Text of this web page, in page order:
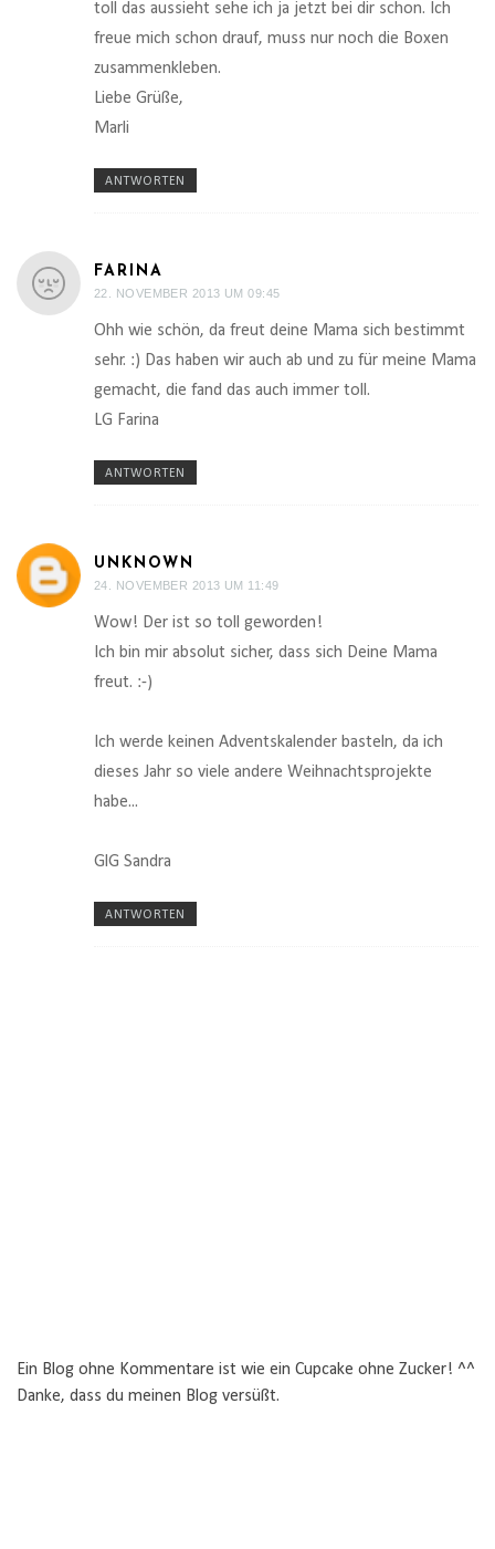
toll das aussieht sehe ich ja jetzt bei dir schon. Ich
freue mich schon drauf, muss nur noch die Boxen
zusammenkleben.
Liebe Grüße,
Marli
ANTWORTEN
FARINA
22. NOVEMBER 2013 UM 09:45
Ohh wie schön, da freut deine Mama sich bestimmt
sehr. :) Das haben wir auch ab und zu für meine Mama
gemacht, die fand das auch immer toll.
LG Farina
ANTWORTEN
UNKNOWN
24. NOVEMBER 2013 UM 11:49
Wow! Der ist so toll geworden!
Ich bin mir absolut sicher, dass sich Deine Mama
freut. :-)
Ich werde keinen Adventskalender basteln, da ich
dieses Jahr so viele andere Weihnachtsprojekte
habe...
GlG Sandra
ANTWORTEN
Ein Blog ohne Kommentare ist wie ein Cupcake ohne Zucker! ^^
Danke, dass du meinen Blog versüßt.